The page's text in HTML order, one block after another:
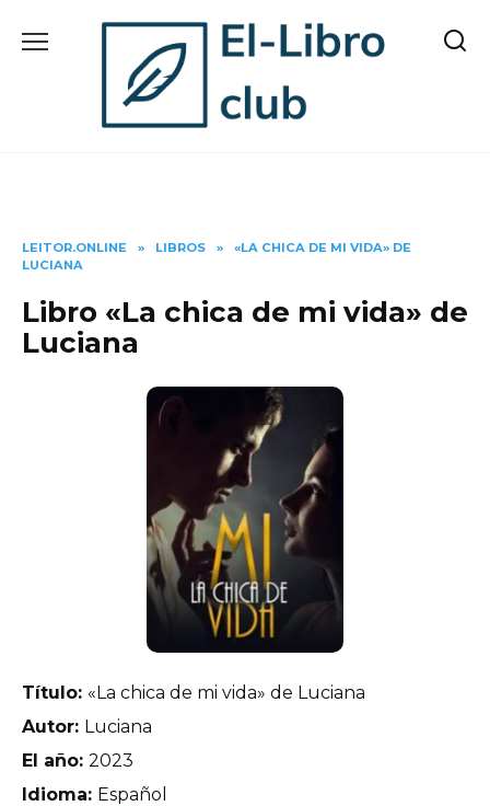
LEITOR.ONLINE » LIBROS »
«LA CHICA DE MI VIDA» DE
LUCIANA
Libro «La chica de mi vida» de
Luciana
Título: «La chica de mi vida» de Luciana
Autor: Luciana
El año: 2023
Idioma: Español